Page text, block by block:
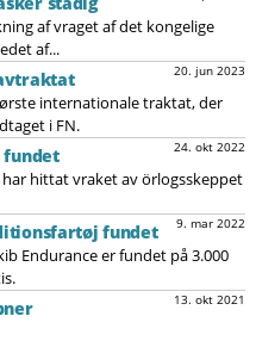
af vraget af det kongelige
af...
20. jun 2023
internationale traktat, der
i FN.
24. okt 2022
fundet
hittat vraket av örlogsskeppet
9. mar 2022
fundet
Endurance er fundet på 3.000
13. okt 2021